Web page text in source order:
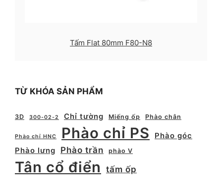
Tấm Flat 80mm F80-N8
TỪ KHÓA SẢN PHẨM
3D 300-02-2 Chỉ tường Miếng ốp Phào chân
Phào chỉ HNC Phào chỉ PS
Phào góc
Phào lưng
Phào trần phào V
Tân cổ điển tấm ốp